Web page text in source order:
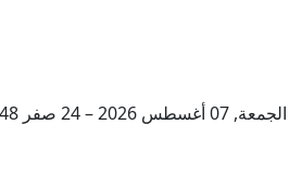
الجمعة, 07 أغسطس 2026 – 24 صفر 1448 هـ